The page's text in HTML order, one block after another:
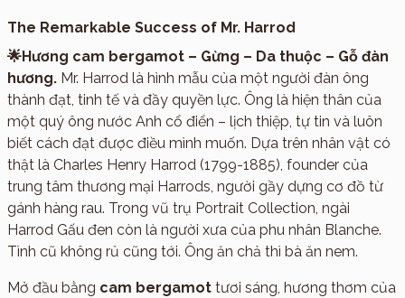
The Remarkable Success of Mr. Harrod
🌟Hương cam bergamot – Gừng – Da thuộc – Gỗ đàn
hương. Mr. Harrod là hình mẫu của một người đàn ông
thành đạt, tinh tế và đầy quyền lực. Ông là hiện thân của
một quý ông nước Anh cổ điển – lịch thiệp, tự tin và luôn
biết cách đạt được điều mình muốn. Dựa trên nhân vật có
thật là Charles Henry Harrod (1799-1885), founder của
trung tâm thương mại Harrods, người gầy dựng cơ đồ từ
gánh hàng rau. Trong vũ trụ Portrait Collection, ngài
Harrod Gấu đen còn là người xưa của phu nhân Blanche.
Tình cũ không rủ cũng tới. Ông ăn chả thì bà ăn nem.
Mở đầu bằng cam bergamot tươi sáng, hương thơm của